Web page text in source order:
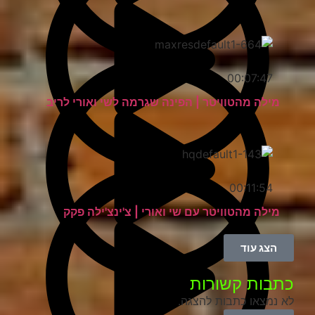
00:07:47
מילה מהטוויטר | הפינה שגרמה לשי ואורי לריב
00:11:54
מילה מהטוויטר עם שי ואורי | צ'ינצ'ילה פקק
הצג עוד
כתבות קשורות
לא נמצאו כתבות להצגה.